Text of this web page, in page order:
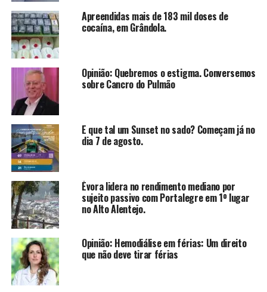
Apreendidas mais de 183 mil doses de
cocaína, em Grândola.
Opinião: Quebremos o estigma. Conversemos
sobre Cancro do Pulmão
E que tal um Sunset no sado? Começam já no
dia 7 de agosto.
Évora lidera no rendimento mediano por
sujeito passivo com Portalegre em 1º lugar
no Alto Alentejo.
Opinião: Hemodiálise em férias: Um direito
que não deve tirar férias